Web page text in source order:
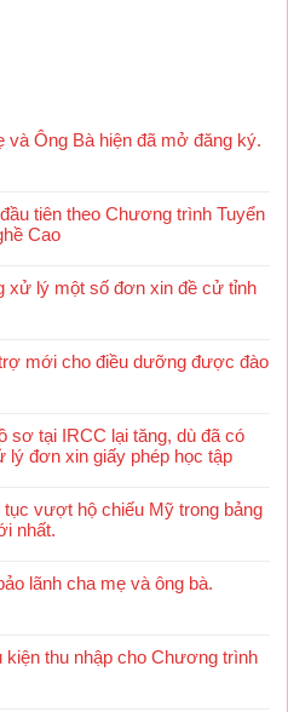
và Ông Bà hiện đã mở đăng ký.
tiên theo Chương trình Tuyển
Cao
xử lý một số đơn xin đề cử tỉnh
mới cho điều dưỡng được đào
sơ tại IRCC lại tăng, dù đã có
lý đơn xin giấy phép học tập
tục vượt hộ chiếu Mỹ trong bảng
nhất.
lãnh cha mẹ và ông bà.
kiện thu nhập cho Chương trình